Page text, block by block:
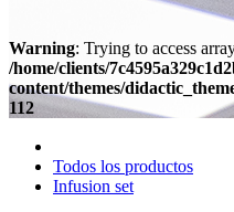
Warning: Trying to access
/home/clients/
content/themes/
112
Todos los productos
Infusion set